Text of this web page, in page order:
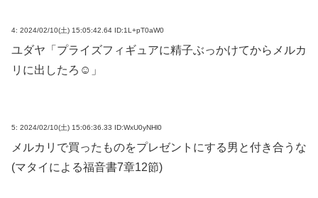
4: 2024/02/10(土) 15:05:42.64 ID:1L+pT0aW0
ユダヤ「プライズフィギュアに精子ぶっかけてからメルカ
リに出したろ☺」
5: 2024/02/10(土) 15:06:36.33 ID:WxU0yNHl0
メルカリで買ったものをプレゼントにする男と付き合うな
(マタイによる福音書7章12節)